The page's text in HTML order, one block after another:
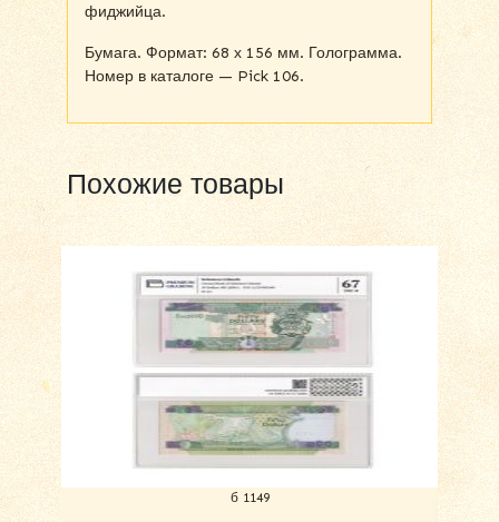
фиджийца.
Бумага. Формат: 68 х 156 мм. Голограмма.
Номер в каталоге — Pick 106.
Похожие товары
б 1149